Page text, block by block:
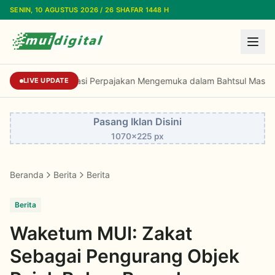
Lewati ke konten utama
SENIN, 10 AGUSTUS 2026 / 26 SHAFAR 1448 H
LIVE UPDATE Dorongan Reformasi Perpajakan
Pasang Iklan Disini
1070x225 px
Beranda Berita Berita
Berita
Waketum MUI: Zakat
Sebagai Pengurang Objek